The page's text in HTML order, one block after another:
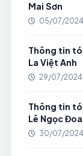
Mai Sơn
05/07/2024
Thông tin
La Việt Anh
29/07/2024
Thông tin
Lê Ngọc
30/07/2024